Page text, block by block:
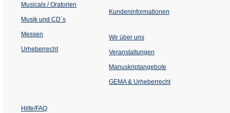
Musicals / Oratorien
Musik und CD´s
Messen
Urheberrecht
Kundeninformationen
Wir über uns
Veranstaltungen
einem
Tab)
Manuskriptangebote
GEMA & Urheberrecht
Hilfe/FAQ